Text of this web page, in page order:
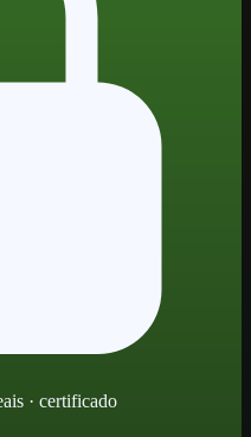
· certificado